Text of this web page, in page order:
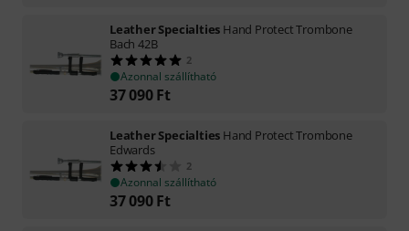
Leather Specialties Hand Protect Trombone
Bach 42B
2
Azonnal szállítható
37 090 Ft
Leather Specialties Hand Protect Trombone
Edwards
2
Azonnal szállítható
37 090 Ft